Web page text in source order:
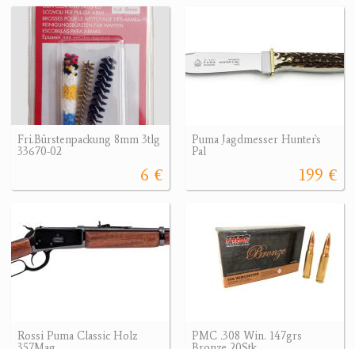
Fri.Bürstenpackung 8mm 3tlg
33670-02
6 €
Puma Jagdmesser Hunter`s
Pal
199 €
Rossi Puma Classic Holz
PMC .308 Win. 147grs